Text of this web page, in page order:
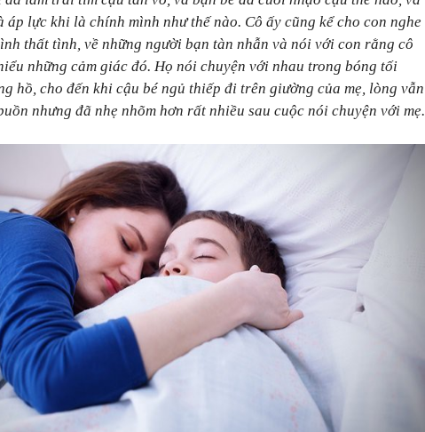
áp lực khi là chính mình như thế nào. Cô ấy cũng kể cho con nghe
thất tình, về những người bạn tàn nhẫn và nói với con rằng cô
những cảm giác đó. Họ nói chuyện với nhau trong bóng tối
hồ, cho đến khi cậu bé ngủ thiếp đi trên giường của mẹ, lòng vẫn
nhưng đã nhẹ nhõm hơn rất nhiều sau cuộc nói chuyện với mẹ.